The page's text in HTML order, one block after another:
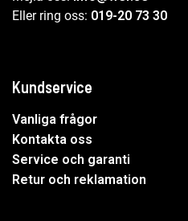
Eller ring oss: 019-20 73 30
Kundservice
Vanliga frågor
Kontakta oss
Service och garanti
Retur och reklamation